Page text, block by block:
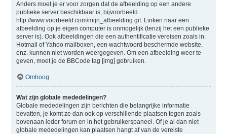
Anders moet je er voor zorgen dat de afbeelding op een andere
publieke server beschikbaar is, bijvoorbeeld
http://www.voorbeeld.com/mijn_afbeelding.gif. Linken naar een
afbeelding op je eigen computer is onmogelijk (tenzij het een publieke
server is). Ook afbeeldingen die een authentificatie vereisen zoals in:
Hotmail of Yahoo mailboxen, een wachtwoord beschermde website,
enz. kunnen niet worden weergegeven. Om een afbeelding weer te
geven, moet je de BBCode tag [img] gebruiken.
Omhoog
Wat zijn globale mededelingen?
Globale mededelingen zijn berichten die belangrijke informatie
bevatten, je komt ze dan ook op verschillende plaatsen tegen zoals
bovenaan ieder forum en in het gebruikerspaneel. Of je al dan niet
globale mededelingen kan plaatsen hangt af van de vereiste